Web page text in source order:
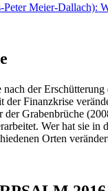
Meier-Dallach):
der
Finanzkrise
Grabenbrüche
Wer hat sie
Orten